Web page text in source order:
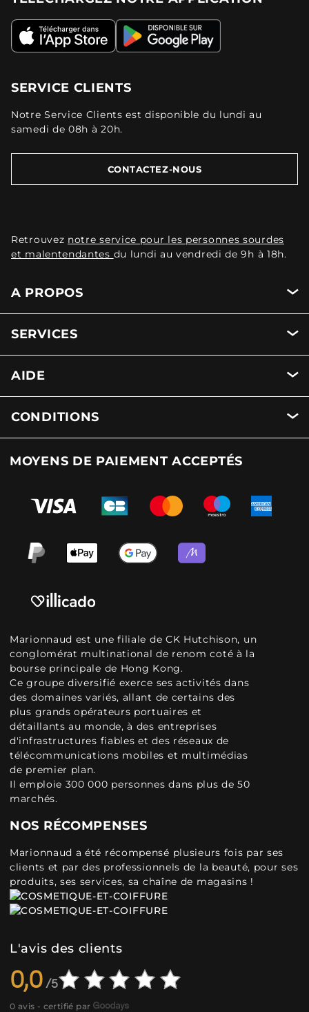
SERVICE CLIENTS
Notre Service Clients est disponible du lundi au
samedi de 08h à 20h.
CONTACTEZ-NOUS
Retrouvez notre service pour les personnes sourdes
et malentendantes du lundi au vendredi de 9h à 18h.
A PROPOS
SERVICES
AIDE
CONDITIONS
MOYENS DE PAIEMENT ACCEPTÉS
Marionnaud est une filiale de CK Hutchison, un
conglomérat multinational de renom coté à la
bourse principale de Hong Kong.
Ce groupe diversifié exerce ses activités dans
des domaines variés, allant de certains des
plus grands opérateurs portuaires et
détaillants au monde, à des entreprises
d'infrastructures fiables et des réseaux de
télécommunications mobiles et multimédias
de premier plan.
Il emploie 300 000 personnes dans plus de 50
marchés.
NOS RÉCOMPENSES
Marionnaud a été récompensé plusieurs fois par ses
clients et par des professionnels de la beauté, pour ses
produits, ses services, sa chaîne de magasins !
L'avis des clients
0,0
0 avis - certifié par